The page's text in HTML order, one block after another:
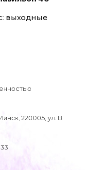
выходные
220005, ул. В.